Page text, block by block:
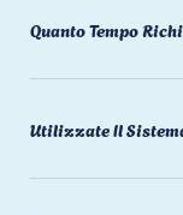
Quanto Tempo
Utilizzate Il